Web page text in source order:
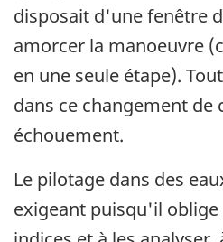
disposait d'une fenêtre
amorcer la manoeuvre
en une seule étape).
dans ce changement de
échouement.
Le pilotage dans des
exigeant puisqu'il oblige